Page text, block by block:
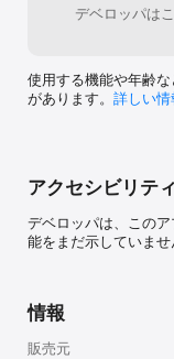
デベロッパは
使用する機能や年齢
があります。 詳しい情
アクセシビリティ
デベロッパは、この
能をまだ示していませ
情報
販売元